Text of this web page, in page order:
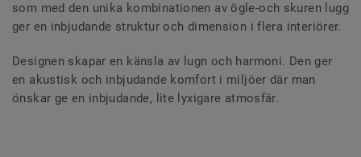
som med den unika kombinationen av ögle-och skuren lugg
ger en inbjudande struktur och dimension i flera interiörer.
Designen skapar en känsla av lugn och harmoni. Den ger
en akustisk och inbjudande komfort i miljöer där man
önskar ge en inbjudande, lite lyxigare atmosfär.